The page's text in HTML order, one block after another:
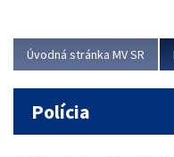
Úvodná stránka MV SR
Polícia